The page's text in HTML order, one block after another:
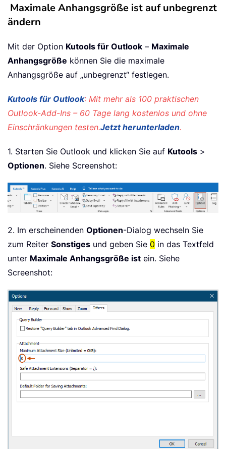
Maximale Anhangsgröße ist auf unbegrenzt
ändern
Mit der Option Kutools für Outlook – Maximale
Anhangsgröße können Sie die maximale
Anhangsgröße auf „unbegrenzt“ festlegen.
Kutools für Outlook: Mit mehr als 100 praktischen
Outlook-Add-Ins – 60 Tage lang kostenlos und ohne
Einschränkungen testen.Jetzt herunterladen.
1. Starten Sie Outlook und klicken Sie auf Kutools >
Optionen. Siehe Screenshot:
2. Im erscheinenden Optionen-Dialog wechseln Sie
zum Reiter Sonstiges und geben Sie 0 in das Textfeld
unter Maximale Anhangsgröße ist ein. Siehe
Screenshot: